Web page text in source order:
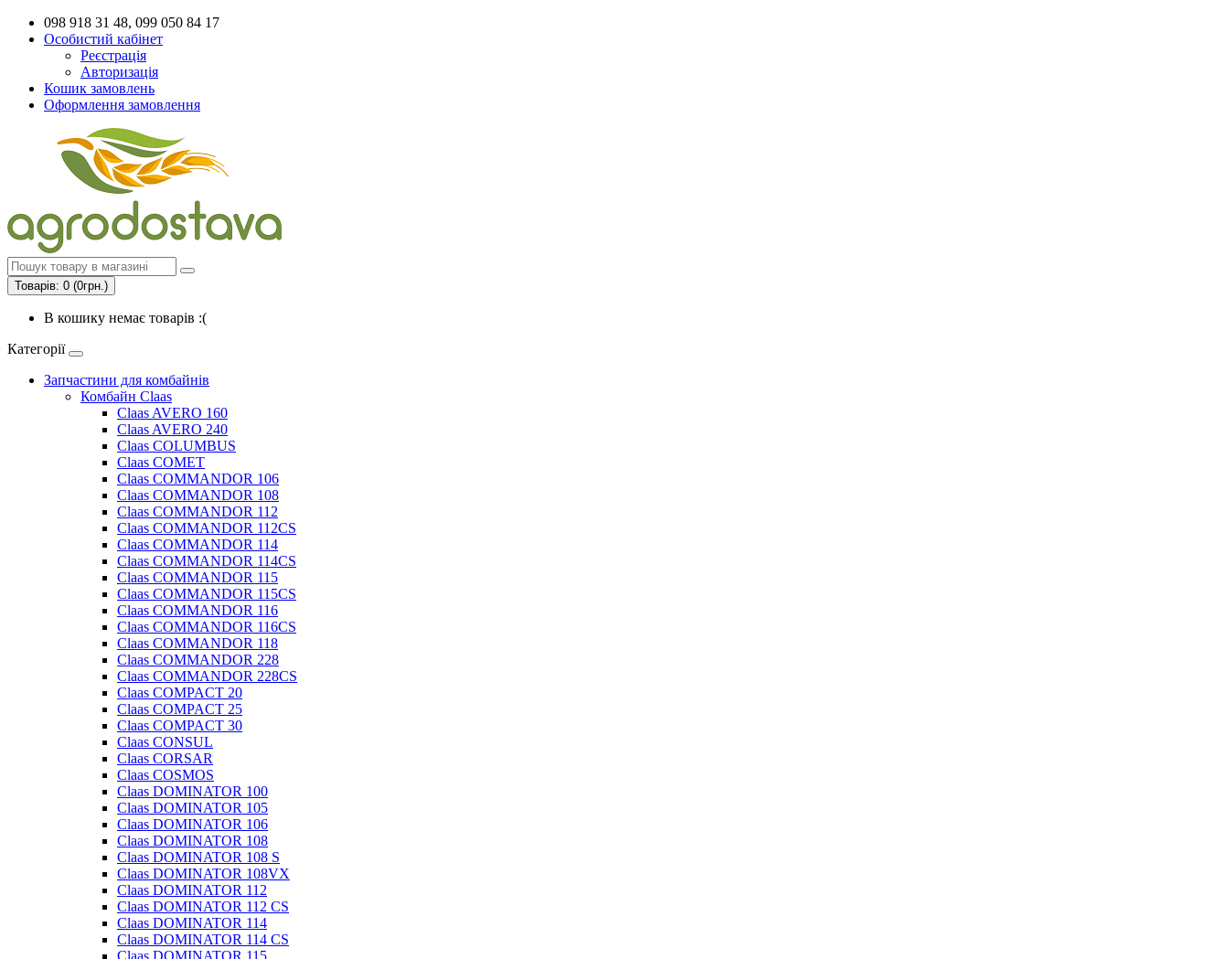
098 918 31 48, 099 050 84 17
Особистий кабінет
Реєстрація
Авторизація
Кошик замовлень
Оформлення замовлення
Товарів: 0 (0грн.)
В кошику немає товарів :(
Категорії
Запчастини для комбайнів
Комбайн Claas
Claas AVERO 160
Claas AVERO 240
Claas COLUMBUS
Claas COMET
Claas COMMANDOR 106
Claas COMMANDOR 108
Claas COMMANDOR 112
Claas COMMANDOR 112CS
Claas COMMANDOR 114
Claas COMMANDOR 114CS
Claas COMMANDOR 115
Claas COMMANDOR 115CS
Claas COMMANDOR 116
Claas COMMANDOR 116CS
Claas COMMANDOR 118
Claas COMMANDOR 228
Claas COMMANDOR 228CS
Claas COMPACT 20
Claas COMPACT 25
Claas COMPACT 30
Claas CONSUL
Claas CORSAR
Claas COSMOS
Claas DOMINATOR 100
Claas DOMINATOR 105
Claas DOMINATOR 106
Claas DOMINATOR 108
Claas DOMINATOR 108 S
Claas DOMINATOR 108VX
Claas DOMINATOR 112
Claas DOMINATOR 112 CS
Claas DOMINATOR 114
Claas DOMINATOR 114 CS
Claas DOMINATOR 115